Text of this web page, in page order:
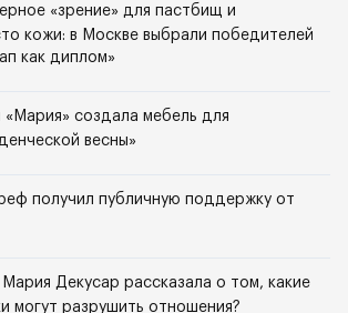
«зрение» для пастбищ и
кожи: в Москве выбрали победителей
как диплом»
«Мария» создала мебель для
весны»
получил публичную поддержку от
Мария Декусар рассказала о том, какие
могут разрушить отношения?